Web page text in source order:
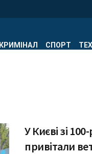
КРИМІНАЛ СПОРТ
У Києві зі
привітали